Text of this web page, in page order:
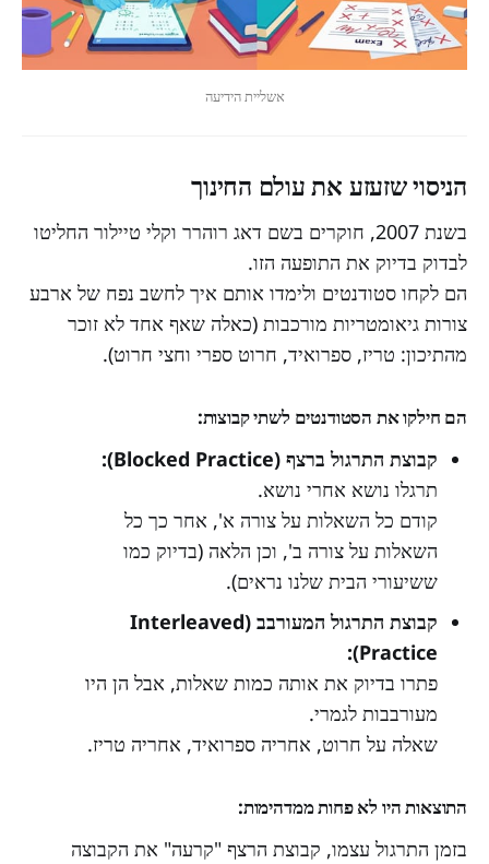
אשליית הידיעה
הניסוי שזעזע את עולם החינוך
בשנת 2007, חוקרים בשם דאג רוהרר וקלי טיילור החליטו
לבדוק בדיוק את התופעה הזו.
הם לקחו סטודנטים ולימדו אותם איך לחשב נפח של ארבע
צורות גיאומטריות מורכבות (כאלה שאף אחד לא זוכר
מהתיכון: טריז, ספרואיד, חרוט ספרי וחצי חרוט).
הם חילקו את הסטודנטים לשתי קבוצות:
קבוצת התרגול ברצף (Blocked Practice):
תרגלו נושא אחרי נושא.
קודם כל השאלות על צורה א', אחר כך כל
השאלות על צורה ב', וכן הלאה (בדיוק כמו
ששיעורי הבית שלנו נראים).
קבוצת התרגול המעורבב (Interleaved
Practice):
פתרו בדיוק את אותה כמות שאלות, אבל הן היו
מעורבבות לגמרי.
שאלה על חרוט, אחריה ספרואיד, אחריה טריז.
התוצאות היו לא פחות ממדהימות:
בזמן התרגול עצמו, קבוצת הרצף "קרעה" את הקבוצה